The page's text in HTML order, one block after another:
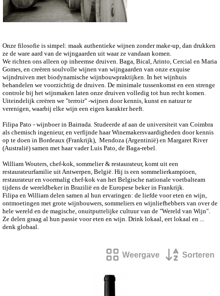
Onze filosofie is simpel: maak authentieke wijnen zonder make-up, dan drukken
ze de ware aard van de wijngaarden uit waar ze vandaan komen.
We richten ons alleen op inheemse druiven. Baga, Bical, Arinto, Cercial en Maria
Gomes, en creëren soulvolle wijnen van wijngaarden van onze exquise
wijndruiven met biodynamische wijnbouwpraktijken. In het wijnhuis
behandelen we voorzichtig de druiven. De minimale tussenkomst en een strenge
controle bij het wijnmaken laten onze druiven volledig tot hun recht komen.
Uiteindelijk creëren we "terroir" -wijnen door kennis, kunst en natuur te
verenigen, waarbij elke wijn een eigen karakter heeft.
Filipa Pato - wijnboer in Bairrada. Studeerde af aan de universiteit van Coimbra
als chemisch ingenieur, en verfijnde haar Winemakersvaardigheden door kennis
op te doen in Bordeaux (Frankrijk), Mendoza (Argentinië) en Margaret River
(Australië) samen met haar vader Luis Pato, de Baga-rebel.
William Wouters, chef-kok, sommelier & restaurateur, komt uit een
restaurateurfamilie uit Antwerpen, België. Hij is een sommelierkampioen,
restaurateur en voormalig chef-kok van het Belgische nationale voetbalteam
tijdens de wereldbeker in Brazilië en de Europese beker in Frankrijk.
Filipa en William delen samen al hun ervaringen: de liefde voor eten en wijn,
ontmoetingen met grote wijnbouwers, sommeliers en wijnliefhebbers van over de
hele wereld en de magische, onuitputtelijke cultuur van de "Wereld van Wijn".
Ze delen graag al hun passie voor eten en wijn. Drink lokaal, eet lokaal en ...
denk globaal.
Weergave Sorteren